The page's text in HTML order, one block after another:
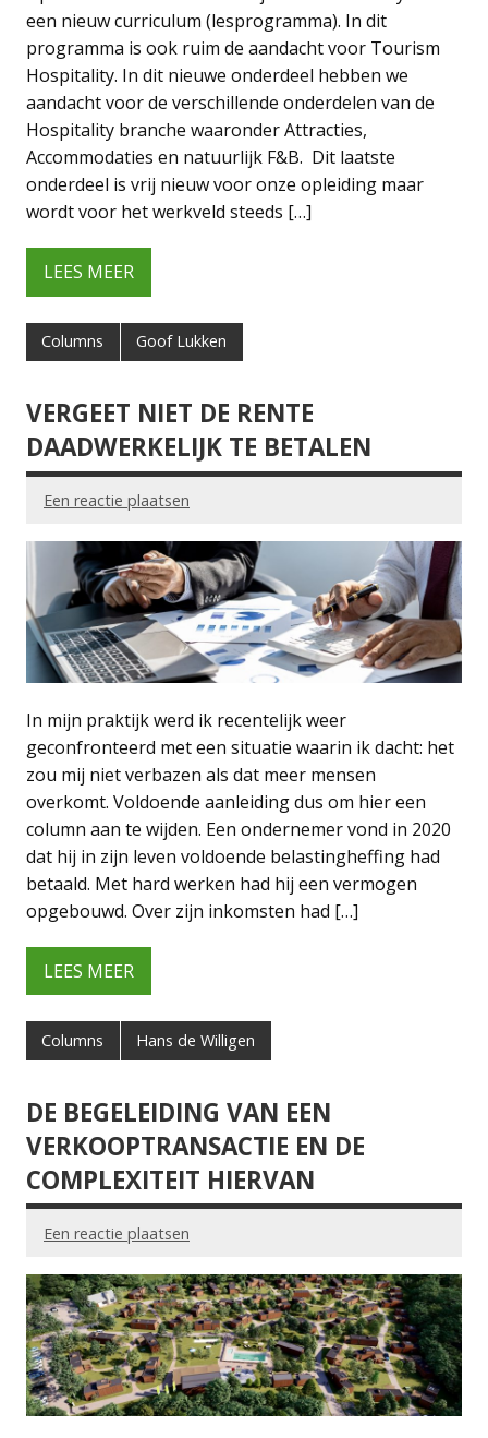
een nieuw curriculum (lesprogramma). In dit
programma is ook ruim de aandacht voor Tourism
Hospitality. In dit nieuwe onderdeel hebben we
aandacht voor de verschillende onderdelen van de
Hospitality branche waaronder Attracties,
Accommodaties en natuurlijk F&B. Dit laatste
onderdeel is vrij nieuw voor onze opleiding maar
wordt voor het werkveld steeds […]
LEES MEER
Columns Goof Lukken
VERGEET NIET DE RENTE
DAADWERKELIJK TE BETALEN
Een reactie plaatsen
In mijn praktijk werd ik recentelijk weer
geconfronteerd met een situatie waarin ik dacht: het
zou mij niet verbazen als dat meer mensen
overkomt. Voldoende aanleiding dus om hier een
column aan te wijden. Een ondernemer vond in 2020
dat hij in zijn leven voldoende belastingheffing had
betaald. Met hard werken had hij een vermogen
opgebouwd. Over zijn inkomsten had […]
LEES MEER
Columns Hans de Willigen
DE BEGELEIDING VAN EEN
VERKOOPTRANSACTIE EN DE
COMPLEXITEIT HIERVAN
Een reactie plaatsen